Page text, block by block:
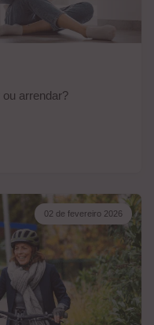
arrendar?
02 de fevereiro 2026